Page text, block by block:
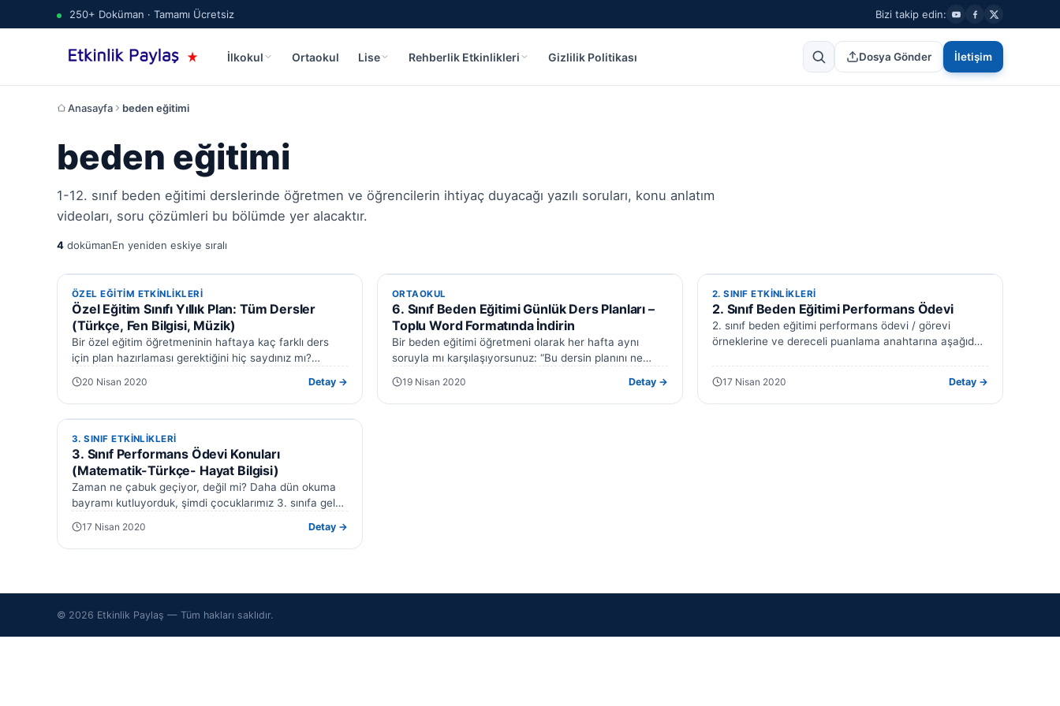
250+ Doküman · Tamamı Ücretsiz Bizi takip edin:
İlkokul Ortaokul Lise Rehberlik Etkinlikleri Gizlilik Politikası Dosya Gönder İletişim
Anasayfa beden eğitimi
beden eğitimi
1-12. sınıf beden eğitimi derslerinde öğretmen ve öğrencilerin ihtiyaç duyacağı yazılı soruları, konu anlatım
videoları, soru çözümleri bu bölümde yer alacaktır.
4 dokümanEn yeniden eskiye sıralı
ÖZEL EĞITIM ETKINLIKLERI
ÖZEL EĞITIM ETKINLIKLERI
Özel Eğitim Sınıfı Yıllık Plan: Tüm Dersler
(Türkçe, Fen Bilgisi, Müzik)
Bir özel eğitim öğretmeninin haftaya kaç farklı ders
için plan hazırlaması gerektiğini hiç saydınız mı?
20 Nisan 2020 Detay →
ORTAOKUL
ORTAOKUL
6. Sınıf Beden Eğitimi Günlük Ders Planları –
Toplu Word Formatında İndirin
Bir beden eğitimi öğretmeni olarak her hafta aynı
soruyla mı karşılaşıyorsunuz: “Bu dersin planını ne
19 Nisan 2020 Detay →
2. SINIF ETKINLIKLERI
2. SINIF ETKINLIKLERI
2. Sınıf Beden Eğitimi Performans Ödevi
2. sınıf beden eğitimi performans ödevi / görevi
örneklerine ve dereceli puanlama anahtarına aşağıdaki
17 Nisan 2020 Detay →
3. SINIF ETKINLIKLERI
3. SINIF ETKINLIKLERI
3. Sınıf Performans Ödevi Konuları
(Matematik-Türkçe- Hayat Bilgisi)
Zaman ne çabuk geçiyor, değil mi? Daha dün okuma
bayramı kutluyorduk, şimdi çocuklarımız 3. sınıfa geldi
17 Nisan 2020 Detay →
© 2026 Etkinlik Paylaş — Tüm hakları saklıdır.